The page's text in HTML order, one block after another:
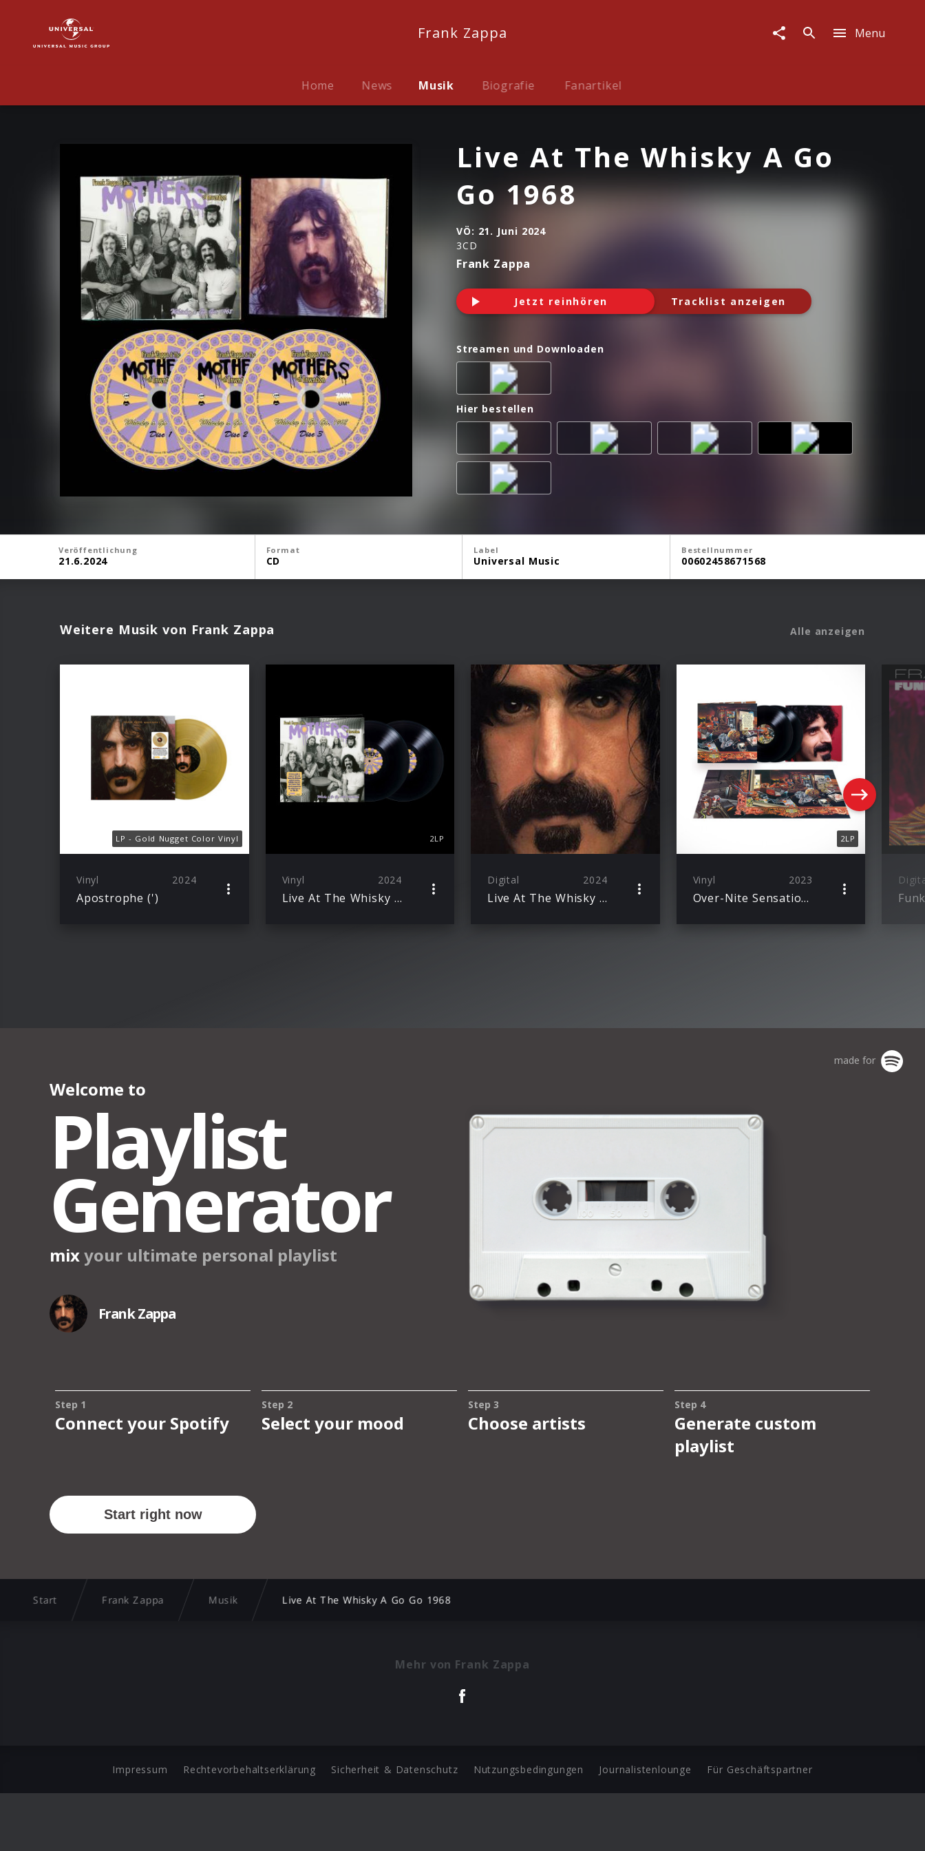
At
Frank Zappa Menu
Home News Musik Biografie Fanartikel
Live At The Whisky A Go
Go 1968
VÖ: 21. Juni 2024
3CD
Frank Zappa
Jetzt reinhören Tracklist anzeigen
Streamen und Downloaden
Hier bestellen
Veröffentlichung
21.6.2024
Format
CD
Label
Universal Music
Bestellnummer
00602458671568
Weitere Musik von Frank Zappa Alle anzeigen
LP - Gold Nugget Color Vinyl
Vinyl 2024
Apostrophe (')
2LP
Vinyl 2024
Live At The Whisky A Go Go 1968
Digital 2024
Live At The Whisky A Go Go 1968
2LP
Vinyl 2023
Over-Nite Sensation 50th
Start Frank Zappa Musik Live At The Whisky A Go Go 1968
Mehr von Frank Zappa
Impressum Rechtevorbehaltserklärung Sicherheit & Datenschutz Nutzungsbedingungen Journalistenlounge Für Geschäftspartner